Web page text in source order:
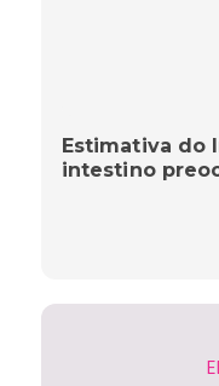
Estimativa do
intestino